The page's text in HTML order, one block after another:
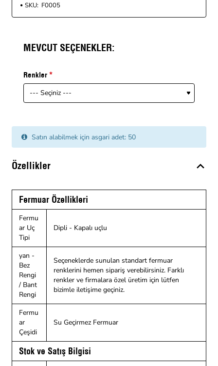
SKU: F0005
MEVCUT SEÇENEKLER:
Renkler
Satın alabilmek için asgari adet: 50
Özellikler
Fermuar Özellikleri
Fermu
ar Uç
Tipi
Dipli - Kapalı uçlu
yan -
Bez
Rengi
/ Bant
Rengi
Seçeneklerde sunulan standart fermuar
renklerini hemen sipariş verebilirsiniz. Farklı
renkler ve firmalara özel üretim için lütfen
bizimle iletişime geçiniz.
Fermu
ar
Çeşidi
Su Geçirmez Fermuar
Stok ve Satış Bilgisi